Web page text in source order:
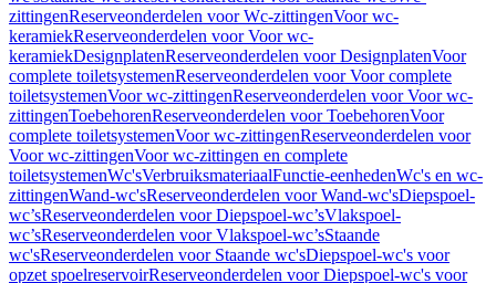
zittingenReserveonderdelen voor Wc-zittingenVoor wc-
keramiekReserveonderdelen voor Voor wc-
keramiekDesignplatenReserveonderdelen voor DesignplatenVoor
complete toiletsystemenReserveonderdelen voor Voor complete
toiletsystemenVoor wc-zittingenReserveonderdelen voor Voor wc-
zittingenToebehorenReserveonderdelen voor ToebehorenVoor
complete toiletsystemenVoor wc-zittingenReserveonderdelen voor
Voor wc-zittingenVoor wc-zittingen en complete
toiletsystemenWc'sVerbruiksmateriaalFunctie-eenhedenWc's en wc-
zittingenWand-wc'sReserveonderdelen voor Wand-wc'sDiepspoel-
wc’sReserveonderdelen voor Diepspoel-wc’sVlakspoel-
wc’sReserveonderdelen voor Vlakspoel-wc’sStaande
wc'sReserveonderdelen voor Staande wc'sDiepspoel-wc's voor
opzet spoelreservoirReserveonderdelen voor Diepspoel-wc's voor